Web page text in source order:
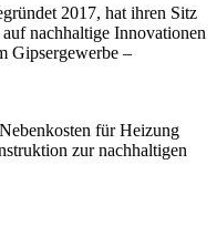
2017, hat ihren Sitz
nachhaltige Innovationen
Gipsergewerbe –
für Heizung
zur nachhaltigen